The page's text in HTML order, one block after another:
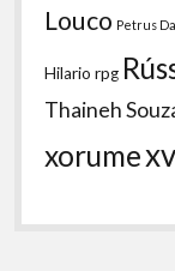
Louco Petrus
Hilario rpg
Thaineh
xorume